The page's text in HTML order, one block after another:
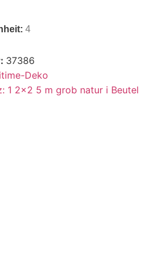
4
37386
Deko
1 2x2 5 m grob natur i Beutel